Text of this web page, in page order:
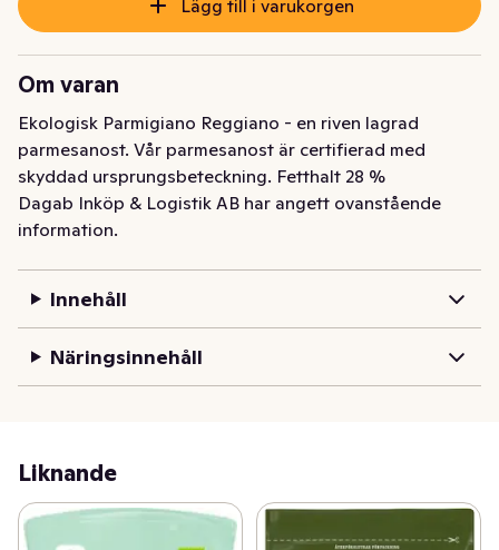
Lägg till i varukorgen
Om varan
Ekologisk Parmigiano Reggiano - en riven lagrad
parmesanost. Vår parmesanost är certifierad med
skyddad ursprungsbeteckning. Fetthalt 28 %
Dagab Inköp & Logistik AB har angett ovanstående
information.
Innehåll
Näringsinnehåll
Liknande